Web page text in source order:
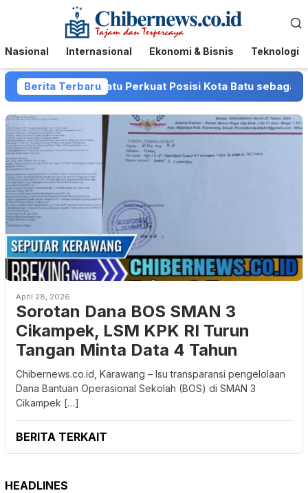
Menu
Mobile
Nasional Internasional Ekonomi & Bisnis Teknologi
Berita Terbaru
dan Pemkot Batu Perkuat Posisi Kota Batu sebagai
April 28, 2026
Sorotan Dana BOS SMAN 3
Cikampek, LSM KPK RI Turun
Tangan Minta Data 4 Tahun
Chibernews.co.id, Karawang – Isu transparansi pengelolaan
Dana Bantuan Operasional Sekolah (BOS) di SMAN 3
Cikampek […]
BERITA TERKAIT
HEADLINES